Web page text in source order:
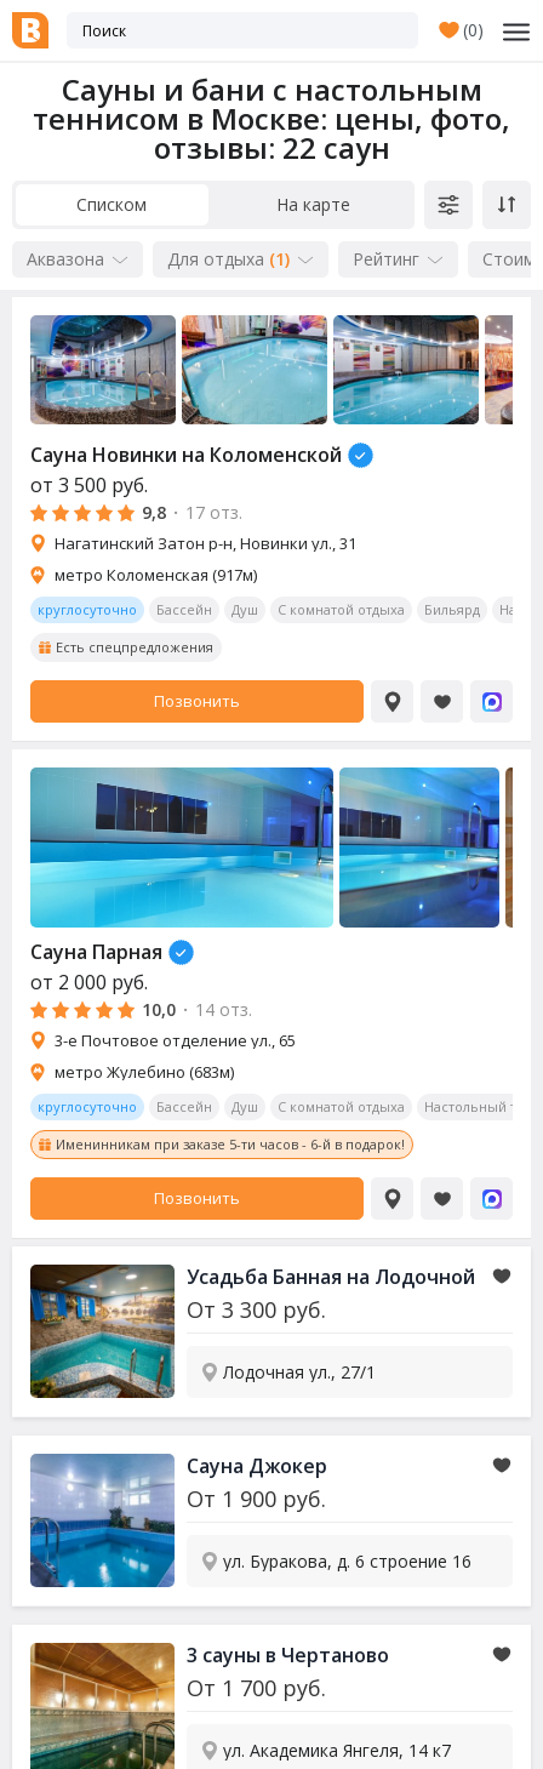
(0)
Сауны и бани с настольным
теннисом в Москве: цены, фото,
отзывы: 22 саун
Списком На карте
Аквазона Для отдыха (1) Рейтинг
Сауна Новинки на Коломенской
от 3 500 руб.
9,8 · 17 отз.
Нагатинский Затон р-н, Новинки ул., 31
метро Коломенская (917м)
круглосуточно Бассейн Душ С комнатой отдыха Бильярд
Есть спецпредложения
Позвонить
Сауна Парная
от 2 000 руб.
10,0 · 14 отз.
3-е Почтовое отделение ул., 65
метро Жулебино (683м)
круглосуточно Бассейн Душ С комнатой отдыха Настольный
Именинникам при заказе 5-ти часов - 6-й в подарок!
Позвонить
Усадьба Банная на Лодочной
От3 300 руб.
Лодочная ул., 27/1
Сауна Джокер
От 1 900 руб.
ул. Буракова, д. 6 строение 16
3 сауны в Чертаново
От 1 700 руб.
ул. Академика Янгеля, 14 к7